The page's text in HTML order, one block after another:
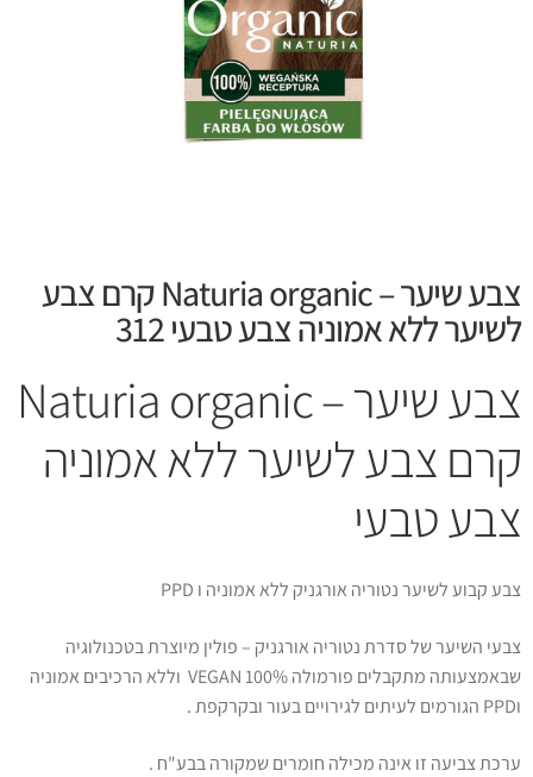
צבע שיער – Naturia organic קרם צבע
לשיער ללא אמוניה צבע טבעי 312
צבע שיער – Naturia organic
קרם צבע לשיער ללא אמוניה
צבע טבעי
צבע קבוע לשיער נטוריה אורגניק ללא אמוניה ו PPD
צבעי השיער של סדרת נטוריה אורגניק – פולין מיוצרת בטכנולוגיה
שבאמצעותה מתקבלים פורמולה 100% VEGAN וללא הרכיבים אמוניה
וPPD הגורמים לעיתים לגירויים בעור ובקרקפת .
ערכת צביעה זו אינה מכילה חומרים שמקורה בבע"ח .